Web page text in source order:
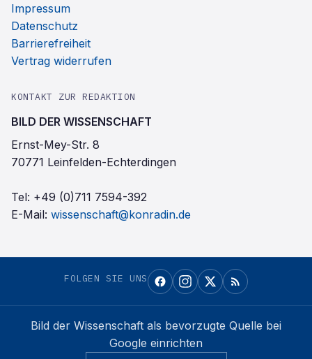
Impressum
Datenschutz
Barrierefreiheit
Vertrag widerrufen
KONTAKT ZUR REDAKTION
BILD DER WISSENSCHAFT
Ernst-Mey-Str. 8
70771 Leinfelden-Echterdingen
Tel: +49 (0)711 7594-392
E-Mail: wissenschaft@konradin.de
FOLGEN SIE UNS
Bild der Wissenschaft als bevorzugte Quelle bei
Google einrichten